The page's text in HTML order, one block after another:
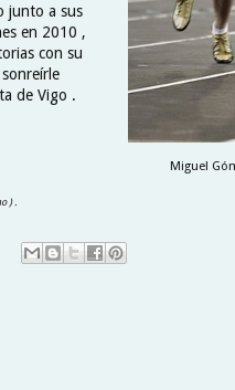
Miguel
junto a sus
en 2010 ,
con su
de Vigo .
) .